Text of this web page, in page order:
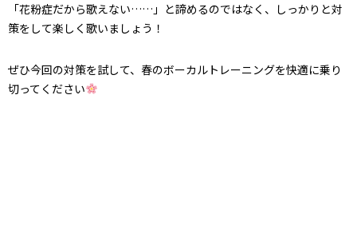
「花粉症だから歌えない……」と諦めるのではなく、しっかりと対
策をして楽しく歌いましょう！
ぜひ今回の対策を試して、春のボーカルトレーニングを快適に乗り
切ってください